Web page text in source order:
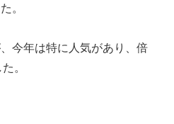
。
今年は特に人気があり、倍
。